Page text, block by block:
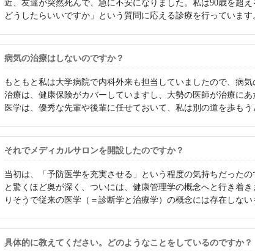
近、友達が突然死んで、急に不安になりました。私は90歳を超
どうしたらいいですか」という質問に応える診療を行っています
病気の治療はしないのですか？
もともと私は大学病院で内科外来も担当していましたので、病
治療は、健康保険がカバーしていますし、大勢の医師が治療に
医学は、優秀な先輩や後輩に任せておいて、私は別の道を歩もう
それでメディカルサロンを開設したのですか？
当初は、「予防医学を充実させる」という程度の気持ちだった
と驚くほど奥が深く、ついには、健康管理学の概念へと行き着
りそうで従来の医学（＝診断学と治療学）の概念には存在しない
具体的に教えてください。どのようなことをしているのですか？